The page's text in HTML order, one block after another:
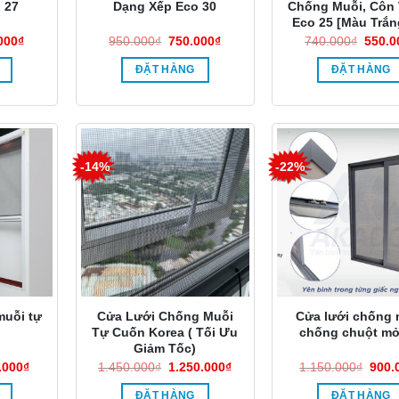
27
₫Giá
Dạng Xếp Eco 30
950.000₫ Giá
là:
950.000₫.
750.000₫Giá
ĐẶT HÀNG
Chống Muỗi, Côn
Eco 25 [Màu
740.000₫ Giá
là:
ĐẶT HÀNG
tự
₫Giá
-14%
Cửa Lưới Chống Muỗi
Tự Cuốn Korea ( Tối Ưu
Giảm Tốc)
1.450.000₫ Giá
là:
1.250.000₫Giá
ĐẶT HÀNG
-22%
Cửa lưới chống
chống chuột
1.150.000₫ Giá
là:
ĐẶT HÀNG